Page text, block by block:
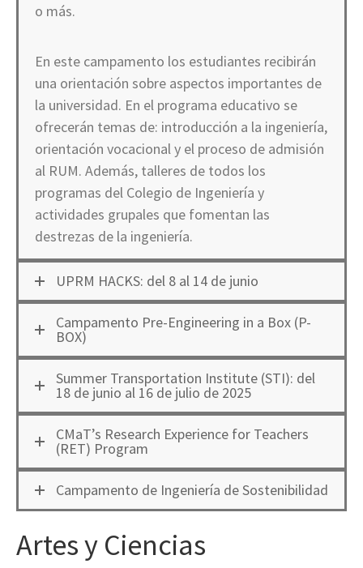
o más.
En este campamento los estudiantes recibirán
una orientación sobre aspectos importantes de
la universidad. En el programa educativo se
ofrecerán temas de: introducción a la ingeniería,
orientación vocacional y el proceso de admisión
al RUM. Además, talleres de todos los
programas del Colegio de Ingeniería y
actividades grupales que fomentan las
destrezas de la ingeniería.
UPRM HACKS: del 8 al 14 de junio
Campamento Pre-Engineering in a Box (P-
BOX)
Summer Transportation Institute (STI): del
18 de junio al 16 de julio de 2025
CMaT’s Research Experience for Teachers
(RET) Program
Campamento de Ingeniería de Sostenibilidad
Artes y Ciencias